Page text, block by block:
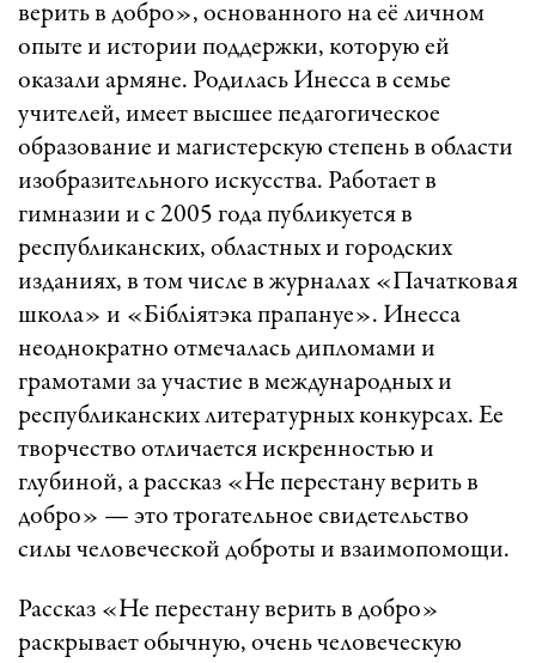
верить в добро», основанного на её личном
опыте и истории поддержки, которую ей
оказали армяне. Родилась Инесса в семье
учителей, имеет высшее педагогическое
образование и магистерскую степень в области
изобразительного искусства. Работает в
гимназии и с 2005 года публикуется в
республиканских, областных и городских
изданиях, в том числе в журналах «Пачатковая
школа» и «Бібліятэка прапануе». Инесса
неоднократно отмечалась дипломами и
грамотами за участие в международных и
республиканских литературных конкурсах. Ее
творчество отличается искренностью и
глубиной, а рассказ «Не перестану верить в
добро» — это трогательное свидетельство
силы человеческой доброты и взаимопомощи.
Рассказ «Не перестану верить в добро»
раскрывает обычную, очень человеческую